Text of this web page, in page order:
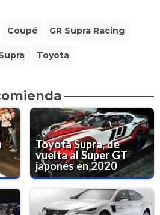
Coupé GR Supra Racing
Toyota
Toyota Supra, de
vuelta al Super GT
japonés en 2020